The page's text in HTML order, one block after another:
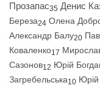
Прозапас35 Денис
Береза24 Олена
Александр Балу20
Коваленко17
Сазонов12 Юрій
Загребельська10